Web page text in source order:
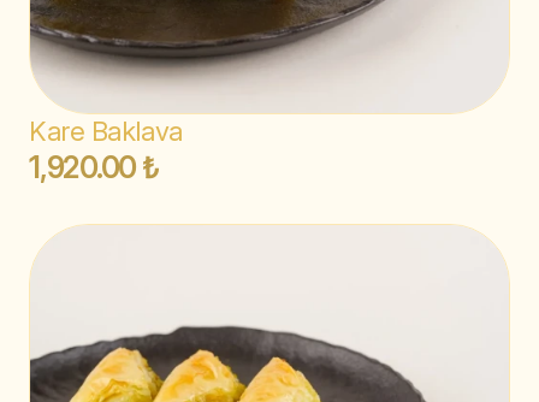
Kare Baklava
1,920.00 ₺